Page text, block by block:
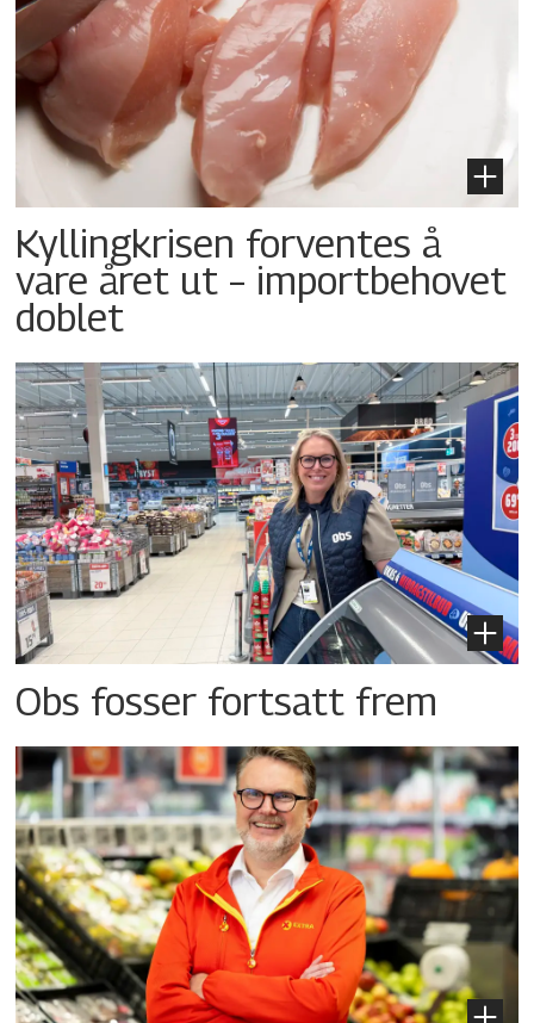
Kyllingkrisen forventes å
vare året ut – importbehovet
doblet
Obs fosser fortsatt frem